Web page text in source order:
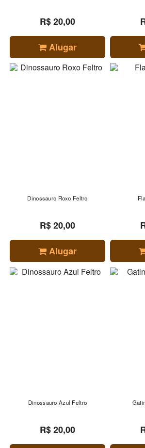
R$ 20,00
Alugar
Dinossauro Roxo Feltro
R$ 20,00
Alugar
Dinossauro Azul Feltro
R$ 20,00